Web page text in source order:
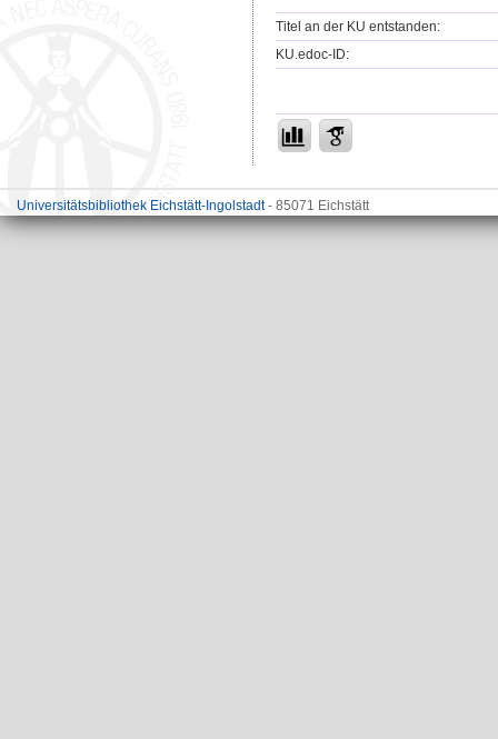
Titel an der KU entstanden:
KU.edoc-ID:
Universitätsbibliothek Eichstätt-Ingolstadt- 85071 Eichstätt